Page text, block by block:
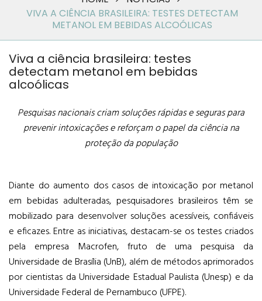
VIVA A CIÊNCIA BRASILEIRA: TESTES DETECTAM
METANOL EM BEBIDAS ALCOÓLICAS
Viva a ciência brasileira: testes
detectam metanol em bebidas
alcoólicas
Pesquisas nacionais criam soluções rápidas e seguras para
prevenir intoxicações e reforçam o papel da ciência na
proteção da população
Diante do aumento dos casos de intoxicação por metanol
em bebidas adulteradas, pesquisadores brasileiros têm se
mobilizado para desenvolver soluções acessíveis, confiáveis
e eficazes. Entre as iniciativas, destacam-se os testes criados
pela empresa Macrofen, fruto de uma pesquisa da
Universidade de Brasília (UnB), além de métodos aprimorados
por cientistas da Universidade Estadual Paulista (Unesp) e da
Universidade Federal de Pernambuco (UFPE).